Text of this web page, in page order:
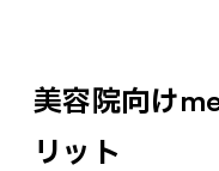
美容院向け
リット